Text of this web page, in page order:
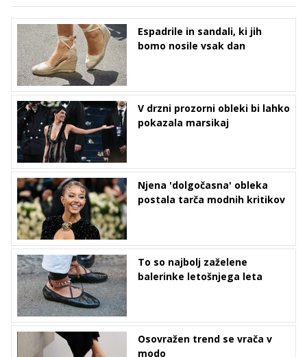
Espadrile in sandali, ki jih
bomo nosile vsak dan
V drzni prozorni obleki bi lahko
pokazala marsikaj
Njena 'dolgočasna' obleka
postala tarča modnih kritikov
To so najbolj zaželene
balerinke letošnjega leta
Osovražen trend se vrača v
modo